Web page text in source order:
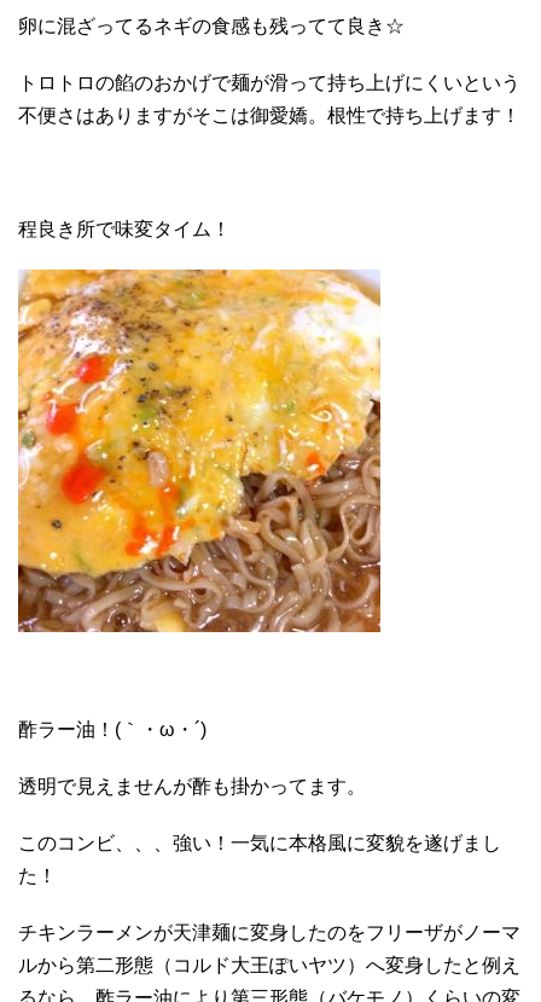
卵に混ざってるネギの食感も残ってて良き☆
トロトロの餡のおかげで麺が滑って持ち上げにくいという
不便さはありますがそこは御愛嬌。根性で持ち上げます！
程良き所で味変タイム！
酢ラー油！(｀・ω・´)
透明で見えませんが酢も掛かってます。
このコンビ、、、強い！一気に本格風に変貌を遂げまし
た！
チキンラーメンが天津麺に変身したのをフリーザがノーマ
ルから第二形態（コルド大王ぽいヤツ）へ変身したと例え
るなら、酢ラー油により第三形態（バケモノ）くらいの変